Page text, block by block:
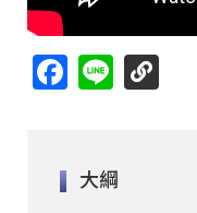
Facebook
Line
大綱